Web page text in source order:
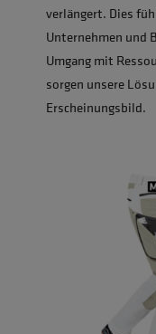
verlängert. Dies
Unternehmen und
Umgang mit
sorgen unsere
Erscheinungsbild.